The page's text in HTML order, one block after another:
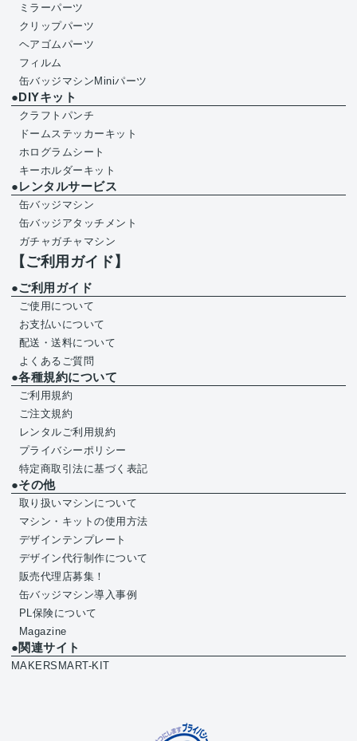
ミラーパーツ
クリップパーツ
ヘアゴムパーツ
フィルム
缶バッジマシンMiniパーツ
●DIYキット
クラフトパンチ
ドームステッカーキット
ホログラムシート
キーホルダーキット
●レンタルサービス
缶バッジマシン
缶バッジアタッチメント
ガチャガチャマシン
【ご利用ガイド】
●ご利用ガイド
ご使用について
お支払いについて
配送・送料について
よくあるご質問
●各種規約について
ご利用規約
ご注文規約
レンタルご利用規約
プライバシーポリシー
特定商取引法に基づく表記
●その他
取り扱いマシンについて
マシン・キットの使用方法
デザインテンプレート
デザイン代行制作について
販売代理店募集！
缶バッジマシン導入事例
PL保険について
Magazine
●関連サイト
MAKERSMART-KIT